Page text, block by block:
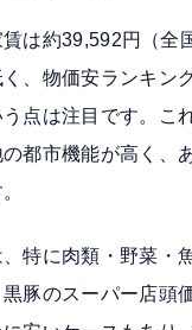
は約39,592円（全
、物価安ランキン
点は注目です。こ
都市機能が高く、
特に肉類・野菜・
豚のスーパー店頭